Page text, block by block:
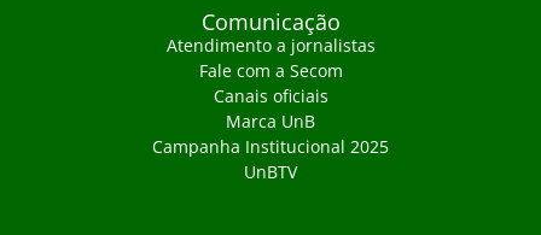
Comunicação
Atendimento a jornalistas
Fale com a Secom
Canais oficiais
Marca UnB
Campanha Institucional 2025
UnBTV